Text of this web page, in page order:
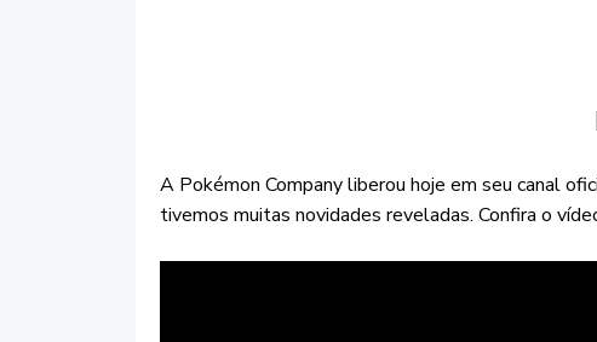
A Pokémon Company liberou hoje em seu canal
tivemos muitas novidades reveladas. Confira o